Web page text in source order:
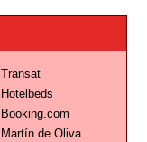
Transat
Hotelbeds
Booking.com
Martín de Oliva